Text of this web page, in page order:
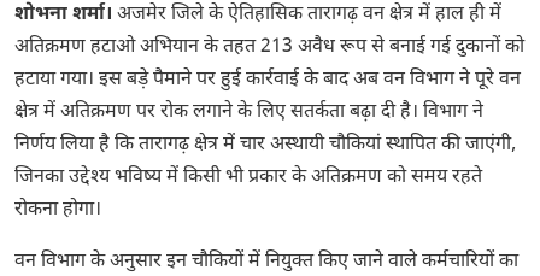
शोभना शर्मा। अजमेर जिले के ऐतिहासिक तारागढ़ वन क्षेत्र में हाल ही में
अतिक्रमण हटाओ अभियान के तहत 213 अवैध रूप से बनाई गई दुकानों को
हटाया गया। इस बड़े पैमाने पर हुई कार्रवाई के बाद अब वन विभाग ने पूरे वन
क्षेत्र में अतिक्रमण पर रोक लगाने के लिए सतर्कता बढ़ा दी है। विभाग ने
निर्णय लिया है कि तारागढ़ क्षेत्र में चार अस्थायी चौकियां स्थापित की जाएंगी,
जिनका उद्देश्य भविष्य में किसी भी प्रकार के अतिक्रमण को समय रहते
रोकना होगा।
वन विभाग के अनुसार इन चौकियों में नियुक्त किए जाने वाले कर्मचारियों का